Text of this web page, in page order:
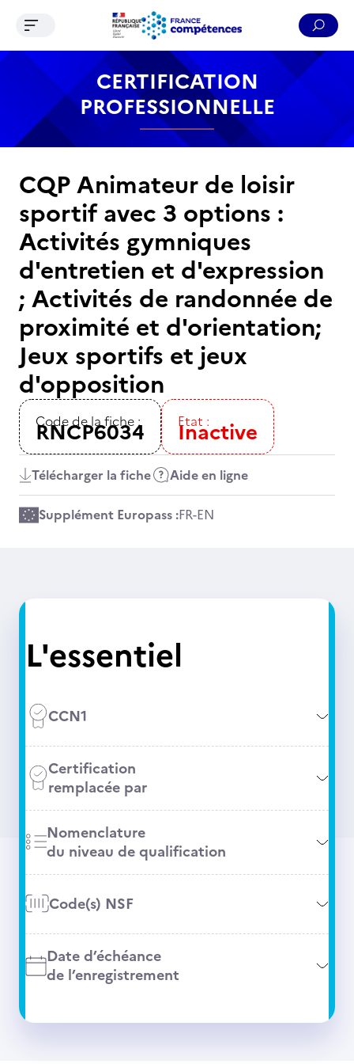
Contenu Recherche Menu Pied de page
Ouvrir le menu de navigation
CERTIFICATION
PROFESSIONNELLE
CQP Animateur de loisir
sportif avec 3 options :
Activités gymniques
d'entretien et d'expression
; Activités de randonnée de
proximité et d'orientation;
Jeux sportifs et jeux
d'opposition
Code de la fiche :
RNCP6034 Etat :
Inactive
Télécharger la fiche Aide en ligne
Supplément Europass :FR-EN
L'essentiel
CCN1
Certification
remplacée par
Nomenclature
du niveau de qualification
Code(s) NSF
Date d’échéance
de l’enregistrement